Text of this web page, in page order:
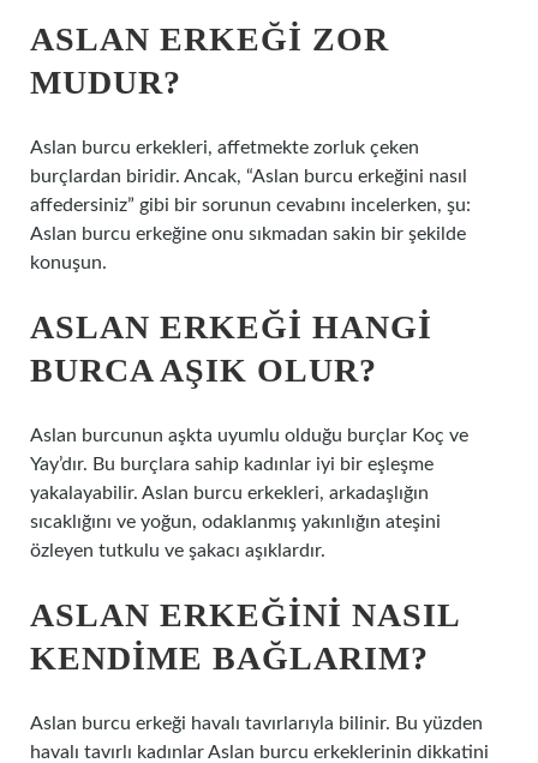
ASLAN ERKEĞI ZOR
MUDUR?
Aslan burcu erkekleri, affetmekte zorluk çeken
burçlardan biridir. Ancak, “Aslan burcu erkeğini nasıl
affedersiniz” gibi bir sorunun cevabını incelerken, şu:
Aslan burcu erkeğine onu sıkmadan sakin bir şekilde
konuşun.
ASLAN ERKEĞI HANGI
BURCA AŞIK OLUR?
Aslan burcunun aşkta uyumlu olduğu burçlar Koç ve
Yay’dır. Bu burçlara sahip kadınlar iyi bir eşleşme
yakalayabilir. Aslan burcu erkekleri, arkadaşlığın
sıcaklığını ve yoğun, odaklanmış yakınlığın ateşini
özleyen tutkulu ve şakacı aşıklardır.
ASLAN ERKEĞINI NASIL
KENDIME BAĞLARIM?
Aslan burcu erkeği havalı tavırlarıyla bilinir. Bu yüzden
havalı tavırlı kadınlar Aslan burcu erkeklerinin dikkatini